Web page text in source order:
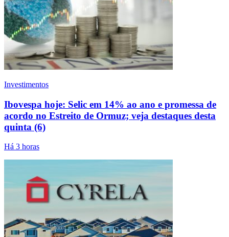
Investimentos
Ibovespa hoje: Selic em 14% ao ano e promessa de
acordo no Estreito de Ormuz; veja destaques desta
quinta (6)
Há 3 horas